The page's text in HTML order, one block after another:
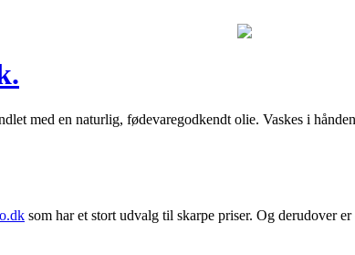
med en naturlig, fødevaregodkendt olie. Vaskes i
som har et stort udvalg til skarpe priser. Og derudover er